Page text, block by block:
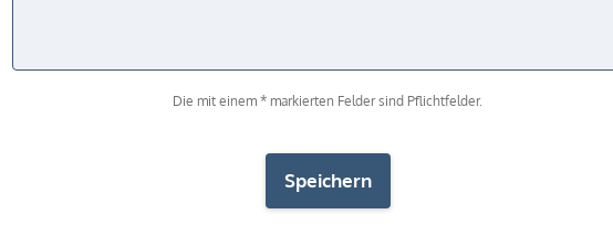
Die mit einem * markierten Felder sind Pflichtfelder.
Speichern